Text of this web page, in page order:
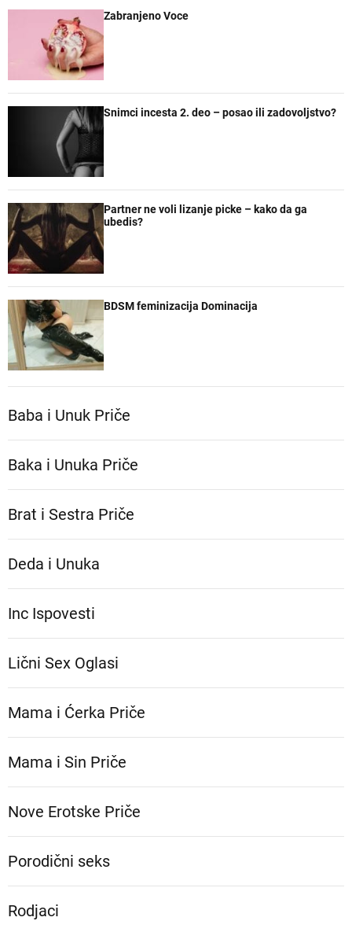
Zabranjeno Voce
Snimci incesta 2. deo – posao ili zadovoljstvo?
Partner ne voli lizanje picke – kako da ga
ubedis?
BDSM feminizacija Dominacija
Baba i Unuk Priče
Baka i Unuka Pričе
Brat i Sestra Priče
Deda i Unuka
Inc Ispovesti
Lični Sex Oglasi
Mama i Ćerka Priče
Mama i Sin Priče
Nove Erotske Priče
Porodični seks
Rodjaci